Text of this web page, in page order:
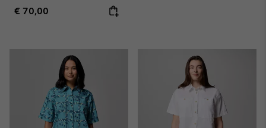
Regular price:
€ 70,00